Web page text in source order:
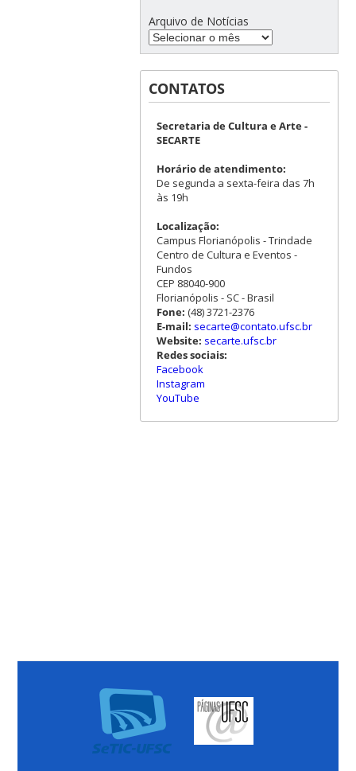
Arquivo de Notícias
CONTATOS
Secretaria de Cultura e Arte -
SECARTE
Horário de atendimento:
De segunda a sexta-feira das 7h
às 19h
Localização:
Campus Florianópolis - Trindade
Centro de Cultura e Eventos -
Fundos
CEP 88040-900
Florianópolis - SC - Brasil
Fone: (48) 3721-2376
E-mail: secarte@contato.ufsc.br
Website: secarte.ufsc.br
Redes sociais:
Facebook
Instagram
YouTube